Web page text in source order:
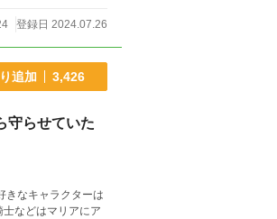
登録日 2024.07.26
追加 3,426
守らせていた
きなキャラクターは